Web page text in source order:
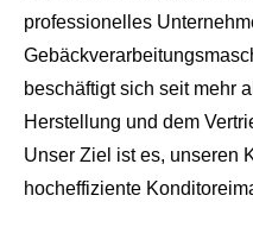
professionelles
beschäftigt sich seit mehr
Herstellung und dem
Unser Ziel ist es, unseren
hocheffiziente